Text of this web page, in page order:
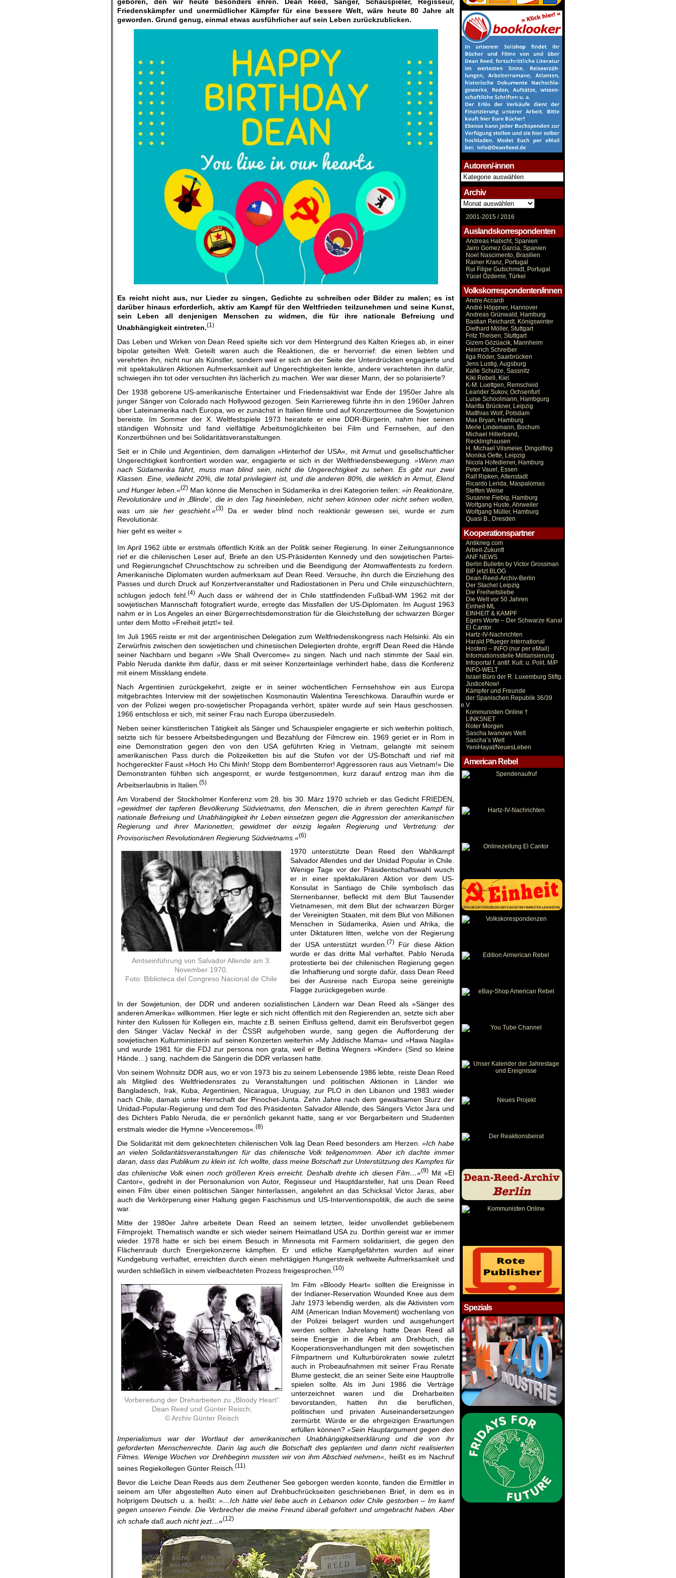
Friedenskämpfer und unermüdlicher Kämpfer für eine bessere Welt, wäre heute 80 Jahre alt
geworden. Grund genug, einmal etwas ausführlicher auf sein Leben zurückzublicken.
Es reicht nicht aus, nur Lieder zu singen, Gedichte zu schreiben oder Bilder zu malen; es ist
darüber hinaus erforderlich, aktiv am Kampf für den Weltfrieden teilzunehmen und seine Kunst,
sein Leben all denjenigen Menschen zu widmen, die für ihre nationale Befreiung und
Unabhängigkeit eintreten.(1)
Das Leben und Wirken von Dean Reed spielte sich vor dem Hintergrund des Kalten Krieges ab, in einer
bipolar geteilten Welt. Geteilt waren auch die Reaktionen, die er hervorrief: die einen liebten und
verehrten ihn, nicht nur als Künstler, sondern weil er sich an der Seite der Unterdrückten engagierte und
mit spektakulären Aktionen Aufmerksamkeit auf Ungerechtigkeiten lenkte, andere verachteten ihn dafür,
schwiegen ihn tot oder versuchten ihn lächerlich zu machen. Wer war dieser Mann, der so polarisierte?
Der 1938 geborene US-amerikanische Entertainer und Friedensaktivist war Ende der 1950er Jahre als
junger Sänger von Colorado nach Hollywood gezogen. Sein Karriereweg führte ihn in den 1960er Jahren
über Lateinamerika nach Europa, wo er zunächst in Italien filmte und auf Konzerttournee die Sowjetunion
bereiste. Im Sommer der X. Weltfestspiele 1973 heiratete er eine DDR-Bürgerin, nahm hier seinen
ständigen Wohnsitz und fand vielfältige Arbeitsmöglichkeiten bei Film und Fernsehen, auf den
Konzertbühnen und bei Solidaritätsveranstaltungen.
Seit er in Chile und Argentinien, dem damaligen »Hinterhof der USA«, mit Armut und gesellschaftlicher
Ungerechtigkeit konfrontiert worden war, engagierte er sich in der Weltfriedensbewegung. »Wenn man
nach Südamerika fährt, muss man blind sein, nicht die Ungerechtigkeit zu sehen. Es gibt nur zwei
Klassen. Eine, vielleicht 20%, die total privilegiert ist, und die anderen 80%, die wirklich in Armut, Elend
und Hunger leben.«(2) Man könne die Menschen in Südamerika in drei Kategorien teilen: »in Reaktionäre,
Revolutionäre und in ‚Blinde‘, die in den Tag hineinleben, nicht sehen können oder nicht sehen wollen,
was um sie her geschieht.«(3)Da er weder blind noch reaktionär gewesen sei, wurde er zum
Revolutionär.
hier geht es weiter »
Im April 1962 übte er erstmals öffentlich Kritik an der Politik seiner Regierung. In einer Zeitungsannonce
rief er die chilenischen Leser auf, Briefe an den US-Präsidenten Kennedy und den sowjetischen Partei-
und Regierungschef Chruschtschow zu schreiben und die Beendigung der Atomwaffentests zu fordern.
Amerikanische Diplomaten wurden aufmerksam auf Dean Reed. Versuche, ihn durch die Einziehung des
Passes und durch Druck auf Konzertveranstalter und Radiostationen in Peru und Chile einzuschüchtern,
schlugen jedoch fehl. (4)Auch dass er während der in Chile stattfindenden Fußball-WM 1962 mit der
sowjetischen Mannschaft fotografiert wurde, erregte das Missfallen der US-Diplomaten. Im August 1963
nahm er in Los Angeles an einer Bürgerrechtsdemonstration für die Gleichstellung der schwarzen Bürger
unter dem Motto »Freiheit jetzt!« teil.
Im Juli 1965 reiste er mit der argentinischen Delegation zum Weltfriedenskongress nach Helsinki. Als ein
Zerwürfnis zwischen den sowjetischen und chinesischen Delegierten drohte, ergriff Dean Reed die Hände
seiner Nachbarn und begann »We Shall Overcome« zu singen. Nach und nach stimmte der Saal ein.
Pablo Neruda dankte ihm dafür, dass er mit seiner Konzerteinlage verhindert habe, dass die Konferenz
mit einem Missklang endete.
Nach Argentinien zurückgekehrt, zeigte er in seiner wöchentlichen Fernsehshow ein aus Europa
mitgebrachtes Interview mit der sowjetischen Kosmonautin Walentina Tereschkowa. Daraufhin wurde er
von der Polizei wegen pro-sowjetischer Propaganda verhört, später wurde auf sein Haus geschossen.
1966 entschloss er sich, mit seiner Frau nach Europa überzusiedeln.
Neben seiner künstlerischen Tätigkeit als Sänger und Schauspieler engagierte er sich weiterhin politisch,
setzte sich für bessere Arbeitsbedingungen und Bezahlung der Filmcrew ein. 1969 geriet er in Rom in
eine Demonstration gegen den von den USA geführten Krieg in Vietnam, gelangte mit seinem
amerikanischen Pass durch die Polizeiketten bis auf die Stufen vor der US-Botschaft und rief mit
hochgereckter Faust »Hoch Ho Chi Minh! Stopp dem Bombenterror! Aggressoren raus aus Vietnam!« Die
Demonstranten fühlten sich angespornt, er wurde festgenommen, kurz darauf entzog man ihm die
Arbeitserlaubnis in Italien. (5)
Am Vorabend der Stockholmer Konferenz vom 28. bis 30. März 1970 schrieb er das Gedicht FRIEDEN,
»gewidmet der tapferen Bevölkerung Südvietnams, den Menschen, die in ihrem gerechten Kampf für
nationale Befreiung und Unabhängigkeit ihr Leben einsetzen gegen die Aggression der amerikanischen
Regierung und ihrer Marionetten; gewidmet der einzig legalen Regierung und Vertretung: der
Provisorischen Revolutionären Regierung Südvietnams.«(6)
Amtseinführung von Salvador Allende am 3.
November 1970,
Foto: Biblioteca del Congreso Nacional de Chile
1970 unterstützte Dean Reed den Wahlkampf
Salvador Allendes und der Unidad Popular in Chile.
Wenige Tage vor der Präsidentschaftswahl wusch
er in einer spektakulären Aktion vor dem US-
Konsulat in Santiago de Chile symbolisch das
Sternenbanner, befleckt mit dem Blut Tausender
Vietnamesen, mit dem Blut der schwarzen Bürger
der Vereinigten Staaten, mit dem Blut von Millionen
Menschen in Südamerika, Asien und Afrika, die
unter Diktaturen litten, welche von der Regierung
der USA unterstützt wurden. (7)Für diese Aktion
wurde er das dritte Mal verhaftet. Pablo Neruda
protestierte bei der chilenischen Regierung gegen
die Inhaftierung und sorgte dafür, dass Dean Reed
bei der Ausreise nach Europa seine gereinigte
Flagge zurückgegeben wurde.
In der Sowjetunion, der DDR und anderen sozialistischen Ländern war Dean Reed als »Sänger des
anderen Amerika« willkommen. Hier legte er sich nicht öffentlich mit den Regierenden an, setzte sich aber
hinter den Kulissen für Kollegen ein, machte z.B. seinen Einfluss geltend, damit ein Berufsverbot gegen
den Sänger Václav Neckář in der ČSSR aufgehoben wurde, sang gegen die Aufforderung der
sowjetischen Kulturministerin auf seinen Konzerten weiterhin »My Jiddische Mama« und »Hawa Nagila«
und wurde 1981 für die FDJ zur persona non grata, weil er Bettina Wegners »Kinder« (Sind so kleine
Hände…) sang, nachdem die Sängerin die DDR verlassen hatte.
Von seinem Wohnsitz DDR aus, wo er von 1973 bis zu seinem Lebensende 1986 lebte, reiste Dean Reed
als Mitglied des Weltfriedensrates zu Veranstaltungen und politischen Aktionen in Länder wie
Bangladesch, Irak, Kuba, Argentinien, Nicaragua, Uruguay, zur PLO in den Libanon und 1983 wieder
nach Chile, damals unter Herrschaft der Pinochet-Junta. Zehn Jahre nach dem gewaltsamen Sturz der
Unidad-Popular-Regierung und dem Tod des Präsidenten Salvador Allende, des Sängers Victor Jara und
des Dichters Pablo Neruda, die er persönlich gekannt hatte, sang er vor Bergarbeitern und Studenten
erstmals wieder die Hymne »Venceremos«. (8)
Die Solidarität mit dem geknechteten chilenischen Volk lag Dean Reed besonders am Herzen.»Ich habe
an vielen Solidaritätsveranstaltungen für das chilenische Volk teilgenommen. Aber ich dachte immer
daran, dass das Publikum zu klein ist. Ich wollte, dass meine Botschaft zur Unterstützung des Kampfes für
das chilenische Volk einen noch größeren Kreis erreicht. Deshalb drehte ich diesen Film…«(9)Mit »El
Cantor«, gedreht in der Personalunion von Autor, Regisseur und Hauptdarsteller, hat uns Dean Reed
einen Film über einen politischen Sänger hinterlassen, angelehnt an das Schicksal Victor Jaras, aber
auch die Verkörperung einer Haltung gegen Faschismus und US-Interventionspolitik, die auch die seine
war.
Mitte der 1980er Jahre arbeitete Dean Reed an seinem letzten, leider unvollendet gebliebenem
Filmprojekt. Thematisch wandte er sich wieder seinem Heimatland USA zu. Dorthin gereist war er immer
wieder. 1978 hatte er sich bei einem Besuch in Minnesota mit Farmern solidarisiert, die gegen den
Flächenraub durch Energiekonzerne kämpften. Er und etliche Kampfgefährten wurden auf einer
Kundgebung verhaftet, erreichten durch einen mehrtägigen Hungerstreik weltweite Aufmerksamkeit und
wurden schließlich in einem vielbeachteten Prozess freigesprochen. (10)
Vorbereitung der Dreharbeiten zu „Bloody Heart“
Dean Reed und Günter Reisch,
© Archiv Günter Reisch
Im Film »Bloody Heart« sollten die Ereignisse in
der Indianer-Reservation Wounded Knee aus dem
Jahr 1973 lebendig werden, als die Aktivisten vom
AIM (American Indian Movement) wochenlang von
der Polizei belagert wurden und ausgehungert
werden sollten. Jahrelang hatte Dean Reed all
seine Energie in die Arbeit am Drehbuch, die
Kooperationsverhandlungen mit den sowjetischen
Filmpartnern und Kulturbürokraten sowie zuletzt
auch in Probeaufnahmen mit seiner Frau Renate
Blume gesteckt, die an seiner Seite eine Hauptrolle
spielen sollte. Als im Juni 1986 die Verträge
unterzeichnet waren und die Dreharbeiten
bevorstanden, hatten ihn die beruflichen,
politischen und privaten Auseinandersetzungen
zermürbt. Würde er die ehrgeizigen Erwartungen
erfüllen können?»Sein Hauptargument gegen den
Imperialismus war der Wortlaut der amerikanischen Unabhängigkeitserklärung und die von ihr
geforderten Menschenrechte. Darin lag auch die Botschaft des geplanten und dann nicht realisierten
Filmes. Wenige Wochen vor Drehbeginn mussten wir von ihm Abschied nehmen« , heißt es im Nachruf
seines Regiekollegen Günter Reisch. (11)
Bevor die Leiche Dean Reeds aus dem Zeuthener See geborgen werden konnte, fanden die Ermittler in
seinem am Ufer abgestellten Auto einen auf Drehbuchrückseiten geschriebenen Brief, in dem es in
holprigem Deutsch u. a. heißt:»…Ich hätte viel liebe auch in Lebanon oder Chile gestorben – Im kamf
gegen unseren Feinde. Die Verbrecher die meine Freund überall gefoltert und umgebracht haben. Aber
ich schafe daß auch nicht jezt…«(12)
Autoren/-innen
Autoren/-
innen
Archiv
Archiv
2001-2015 /2016
Auslandskorrespondenten
Andreas Habicht, Spanien
Jairo Gomez Garcia, Spanien
Noel Nascimento, Brasilien
Rainer Kranz, Portugal
Rui Filipe Gutschmidt, Portugal
Yücel Özdemir, Türkei
Volkskorrespondenten/innen
Andre Accardi
André Höppner, Hannover
Andreas Grünwald, Hamburg
Bastian Reichardt, Königswinter
Diethard Möller, Stuttgart
Fritz Theisen, Stuttgart
Gizem Gözüacik, Mannheim
Heinrich Schreiber
Ilga Röder, Saarbrücken
Jens Lustig, Augsburg
Kalle Schulze, Sassnitz
Kiki Rebell, Kiel
K-M. Luettgen, Remscheid
Leander Sukov, Ochsenfurt
Luise Schoolmann, Hambgurg
Maritta Brückner, Leipzig
Matthias Wolf, Potsdam
Max Bryan, Hamburg
Merle Lindemann, Bochum
Michael Hillerband,
Recklinghausen
H. Michael Vilsmeier, Dingolfing
Monika Oette, Leipzig
Nicola Hofediener, Hamburg
Peter Vauel, Essen
Ralf Ripken, Altenstadt
Ricardo Lerida, Maspalomas
Steffen Weise
Susanne Fiebig, Hamburg
Wolfgang Huste, Ahrweiler
Wolfgang Müller, Hamburg
Quasi B., Dresden
Kooperationspartner
Antikrieg.com
Arbeit-Zukunft
ANF NEWS
Berlin Bulletin by Victor Grossman
BIP jetzt BLOG
Dean-Reed-Archiv-Berlin
Der Stachel Leipzig
Die Freiheitsliebe
Die Welt vor 50 Jahren
Einheit-ML
EINHEIT & KAMPF
Egers Worte – Der Schwarze Kanal
El Cantor
Hartz-IV-Nachrichten
Harald Pflueger international
Hosteni – INFO (nur per eMail)
Informationsstelle Militarisierung
Infoportal f. antif. Kult. u. Polit. M/P
INFO-WELT
Israel Büro der R. Luxemburg Stiftg.
JusticeNow!
Kämpfer und Freunde
der Spanischen Republik 36/39
e.V.
Kommunisten Online †
LINKSNET
Roter Morgen
Sascha Iwanows Welt
Sascha’s Welt
YeniHayat/NeuesLeben
American Rebel
Spezials